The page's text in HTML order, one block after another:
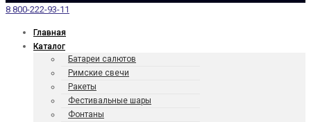
8 800-222-93-11
Главная
Каталог
Батареи салютов
Римские свечи
Ракеты
Фести­валь­ные шары
Фонтаны